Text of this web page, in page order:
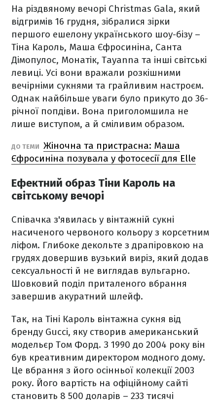
На різдвяному вечорі Christmas Gala, який
відгримів 16 грудня, зібралися зірки
першого ешелону українського шоу-бізу –
Тіна Кароль, Маша Єфросиніна, Санта
Дімопулос, Монатік, Tayanna та інші світські
левиці. Усі вони вражали розкішними
вечірніми сукнями та грайливим настроєм.
Однак найбільше уваги було прикуто до 36-
річної попдіви. Вона приголомшила не
лише виступом, а й сміливим образом.
ДО ТЕМИ Жіночна та пристрасна: Маша
Єфросиніна позувала у фотосесії для Elle
Ефектний образ Тіни Кароль на
світському вечорі
Співачка з'явилась у вінтажній сукні
насиченого червоного кольору з корсетним
ліфом. Глибоке декольте з драпіровкою на
грудях довершив вузький виріз, який додав
сексуальності й не виглядав вульгарно.
Шовковий поділ приталеного вбрання
завершив акуратний шлейф.
Так, на Тіні Кароль вінтажна сукня від
бренду Gucci, яку створив американський
модельєр Том Форд. З 1990 до 2004 року він
був креативним директором модного дому.
Це вбрання з його осінньої колекції 2003
року. Його вартість на офіційному сайті
становить 8 500 доларів – 233 тисячі